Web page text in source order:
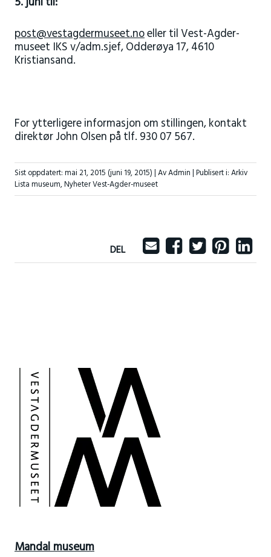
post@vestagdermuseet.noeller til Vest-Agder-
museet IKS v/adm.sjef, Odderøya 17, 4610
Kristiansand.
For ytterligere informasjon om stillingen, kontakt
direktør John Olsen på tlf. 930 07 567.
Sist oppdatert:mai 21, 2015 (juni 19, 2015)| Av Admin |Publisert i:Arkiv
Lista museum,Nyheter Vest-Agder-museet
DEL
Mandal museum